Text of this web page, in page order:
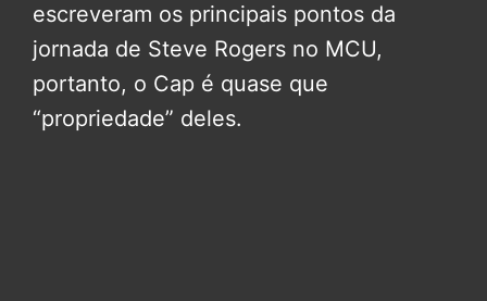
escreveram os principais pontos da
jornada de Steve Rogers no MCU,
portanto, o Cap é quase que
“propriedade” deles.